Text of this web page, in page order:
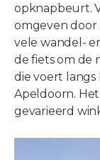
opknapbeurt.
omgeven door
vele wandel-
de fiets om de
die voert langs
Apeldoorn.
gevarieerd